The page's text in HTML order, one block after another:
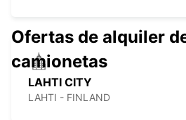
LAHTI CITY
LAHTI - FINLAND
Ofertas de alquiler
camionetas